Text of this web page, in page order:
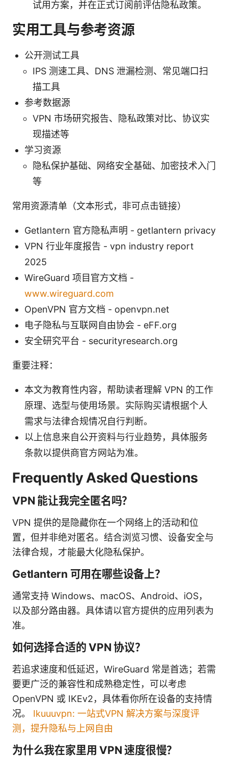
试用方案，并在正式订阅前评估隐私政策。
实用工具与参考资源
公开测试工具
IPS 测速工具、DNS 泄漏检测、常见端口扫
描工具
参考数据源
VPN 市场研究报告、隐私政策对比、协议实
现描述等
学习资源
隐私保护基础、网络安全基础、加密技术入门
等
常用资源清单（文本形式，非可点击链接）
Getlantern 官方隐私声明 - getlantern privacy
VPN 行业年度报告 - vpn industry report
2025
WireGuard 项目官方文档 -
www.wireguard.com
OpenVPN 官方文档 - openvpn.net
电子隐私与互联网自由协会 - eFF.org
安全研究平台 - securityresearch.org
重要注释：
本文为教育性内容，帮助读者理解 VPN 的工作
原理、选型与使用场景。实际购买请根据个人
需求与法律合规情况自行判断。
以上信息来自公开资料与行业趋势，具体服务
条款以提供商官方网站为准。
Frequently Asked Questions
VPN 能让我完全匿名吗？
VPN 提供的是隐藏你在一个网络上的活动和位
置，但并非绝对匿名。结合浏览习惯、设备安全与
法律合规，才能最大化隐私保护。
Getlantern 可用在哪些设备上？
通常支持 Windows、macOS、Android、iOS，
以及部分路由器。具体请以官方提供的应用列表为
准。
如何选择合适的 VPN 协议？
若追求速度和低延迟，WireGuard 常是首选；若需
要更广泛的兼容性和成熟稳定性，可以考虑
OpenVPN 或 IKEv2，具体看你所在设备的支持情
况。 Ikuuuvpn: 一站式VPN 解决方案与深度评
测，提升隐私与上网自由
为什么我在家里用 VPN 速度很慢？